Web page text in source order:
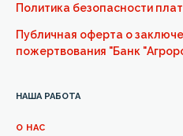
НАША РАБОТА
О НАС
Политика безопасности
Публичная оферта о
пожертвования "Банк